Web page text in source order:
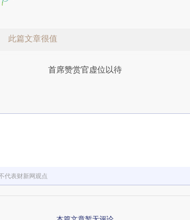
此篇文章很值
首席赞赏官虚位以待
代表财新网观点